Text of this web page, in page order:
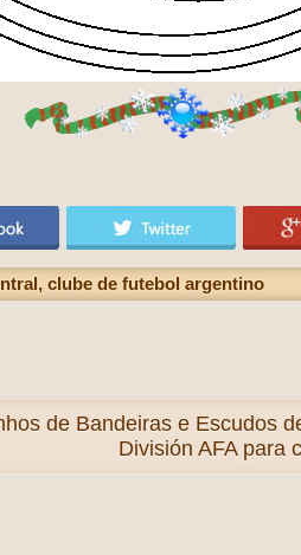
clube de futebol argentino
de Bandeiras e Escudos
División AFA para